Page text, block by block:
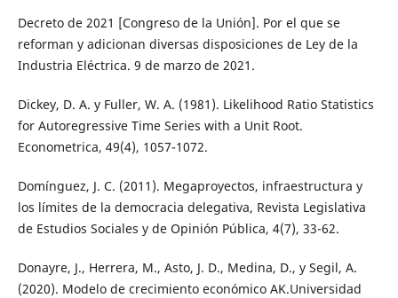
Decreto de 2021 [Congreso de la Unión]. Por el que se
reforman y adicionan diversas disposiciones de Ley de la
Industria Eléctrica. 9 de marzo de 2021.
Dickey, D. A. y Fuller, W. A. (1981). Likelihood Ratio Statistics
for Autoregressive Time Series with a Unit Root.
Econometrica, 49(4), 1057-1072.
Domínguez, J. C. (2011). Megaproyectos, infraestructura y
los límites de la democracia delegativa, Revista Legislativa
de Estudios Sociales y de Opinión Pública, 4(7), 33-62.
Donayre, J., Herrera, M., Asto, J. D., Medina, D., y Segil, A.
(2020). Modelo de crecimiento económico AK.Universidad